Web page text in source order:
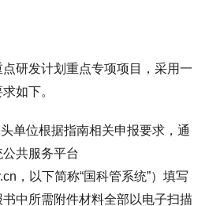
研发计划重点专项项目，采用一
如下。
单位根据指南相关申报要求，通
共服务平台
，以下简称“国科管系统”）填写
中所需附件材料全部以电子扫描